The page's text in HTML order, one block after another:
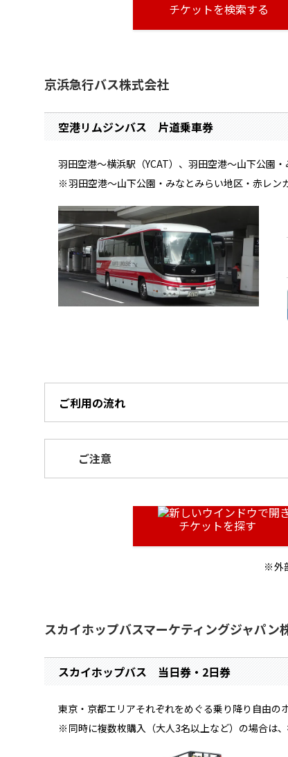
チケットを検索する
京浜急行バス株式会社
空港リムジンバス 片道乗車券
羽田空港～横浜駅（YCAT）、羽田空港～山下公園
羽田空港～山下公園・みなとみらい地区・赤レン
ご利用の流れ
ご注意
チケットを探す
外
スカイホップバスマーケティングジャパン
スカイホップバス 当日券・2日券
東京・京都エリアそれぞれをめぐる乗り降り自由の
同時に複数枚購入（大人3名以上など）の場合は